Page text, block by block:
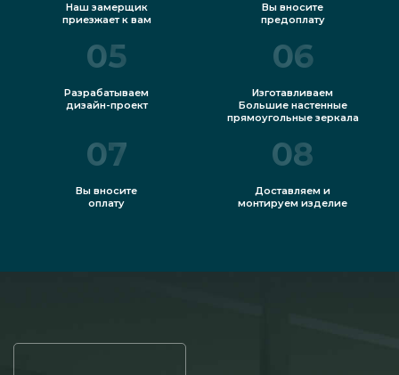
Наш замерщик
приезжает к вам
Вы вносите
предоплату
05
Разрабатываем
дизайн-проект
06
Изготавливаем
Большие настенные
прямоугольные зеркала
07
Вы вносите
оплату
08
Доставляем и
монтируем изделие